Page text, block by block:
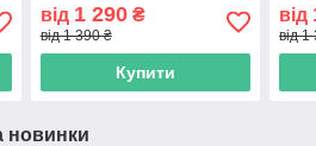
від 1 290₴
від 1 390 ₴
Купити
від
від
новинки